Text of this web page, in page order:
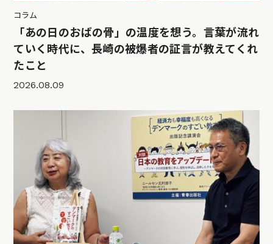
コラム
「あの日のおばの骨」の温度を想う。言葉が流れ
ていく時代に、長崎の被爆者の証言が教えてくれ
たこと
2026.08.09